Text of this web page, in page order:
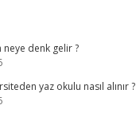
neye denk gelir ?
yaz okulu nasıl alınır ?